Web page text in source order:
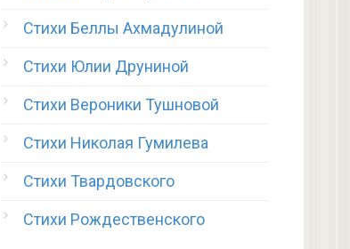
Стихи Беллы Ахмадулиной
Стихи Юлии Друниной
Стихи Вероники Тушновой
Стихи Николая Гумилева
Стихи Твардовского
Стихи Рождественского